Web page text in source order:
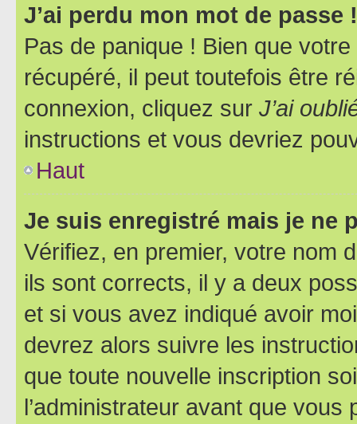
J’ai perdu mon mot de passe !
Pas de panique ! Bien que
récupéré, il peut toutefois être
connexion, cliquez sur J’ai
instructions et vous devriez
Haut
Je suis enregistré mais je ne
Vérifiez, en premier, votre nom
ils sont corrects, il y a deux
et si vous avez indiqué avoir
devrez alors suivre les
que toute nouvelle inscription
l’administrateur avant que